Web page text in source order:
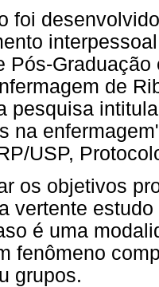
foi
Pós-
de
pesquisa
na
USP,
os objetivos
vertente
é uma
fenômeno
grupos.